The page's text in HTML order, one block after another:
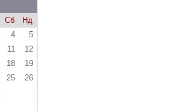
Сб
Нд
4
5
11
12
18
19
25
26